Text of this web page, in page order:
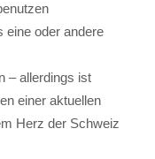
eine oder andere
– allerdings ist
einer aktuellen
Herz der Schweiz